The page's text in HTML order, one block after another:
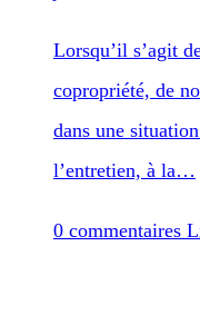
Lorsqu’il s’agit
copropriété, de
dans une
l’entretien, à la…
0 commentaires